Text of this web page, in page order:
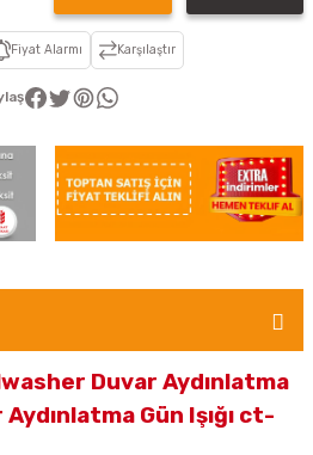
Fiyat Alarmı Karşılaştır
Duvar Aydınlatma
Gün Işığı ct-